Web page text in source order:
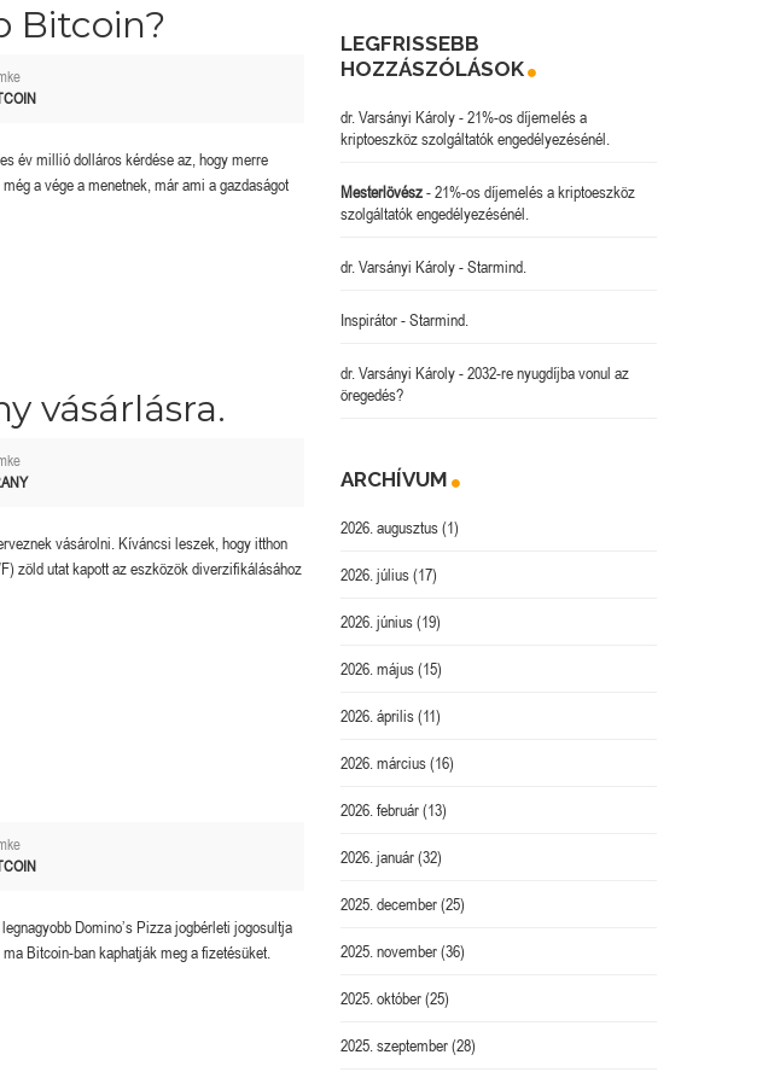
Bitcoin?
év millió dolláros kérdése az, hogy merre
a vége a menetnek, már ami a gazdaságot
vásárlásra.
vásárolni. Kíváncsi leszek, hogy itthon
zöld utat kapott az eszközök diverzifikálásához
Domino’s Pizza jogbérleti jogosultja
Bitcoin-ban kaphatják meg a fizetésüket.
LEGFRISSEBB
HOZZÁSZÓLÁSOK
dr. Varsányi Károly-21%-os díjemelés a
kriptoeszköz szolgáltatók engedélyezésénél.
Mesterlövész-21%-os díjemelés a kriptoeszköz
szolgáltatók engedélyezésénél.
dr. Varsányi Károly-Starmind.
Inspirátor-Starmind.
dr. Varsányi Károly-2032-re nyugdíjba vonul az
öregedés?
ARCHÍVUM
2026. augusztus(1)
2026. július(17)
2026. június(19)
2026. május(15)
2026. április(11)
2026. március(16)
2026. február(13)
2026. január(32)
2025. december(25)
2025. november(36)
2025. október(25)
2025. szeptember(28)